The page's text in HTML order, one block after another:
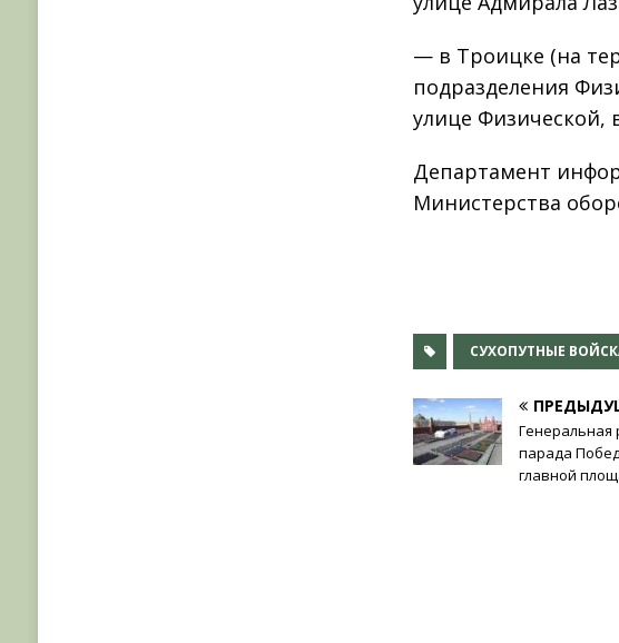
— в Троицке (на
подразделения
улице Физической,
Департамент
Министерства
СУХОПУТНЫЕ
Генеральная
парада
главной